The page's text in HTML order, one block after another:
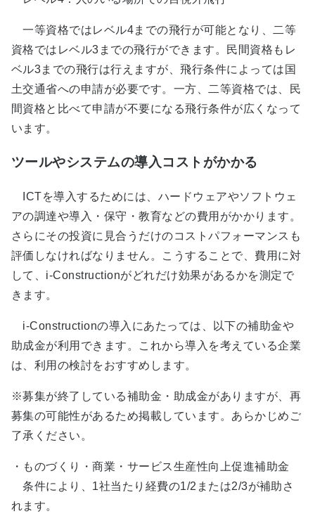
一等資格ではレベル4までの飛行が可能となり、二等
資格ではレベル3までの飛行ができます。民間資格もレ
ベル3までの飛行は行えますが、飛行条件によっては国
土交通省への申請が必要です。一方、二等資格では、民
間資格と比べて申請が不要になる飛行条件が広くなって
います。
ツールやシステムの導入コストがかかる
ICTを導入するためには、ハードウェアやソフトウェ
アの調達や導入・保守・教育などの費用がかかります。
さらにその投資に見合うだけのコストパフォーマンスも
評価しなければなりません。こうすることで、費用に対
して、i-Constructionがどれだけ効果があるかを測定で
きます。
i-Constructionの導入にあたっては、以下の補助金や
助成金が利用できます。これから導入を考えている企業
は、利用の検討をおすすめします。
※募集が終了している補助金・助成金がありますが、再
募集の可能性があるため掲載しています。あらかじめご
了承ください。
・ものづくり・商業・サービス生産性向上促進補助金
条件により、1社当たり経費の1/2または2/3が補助さ
れます。